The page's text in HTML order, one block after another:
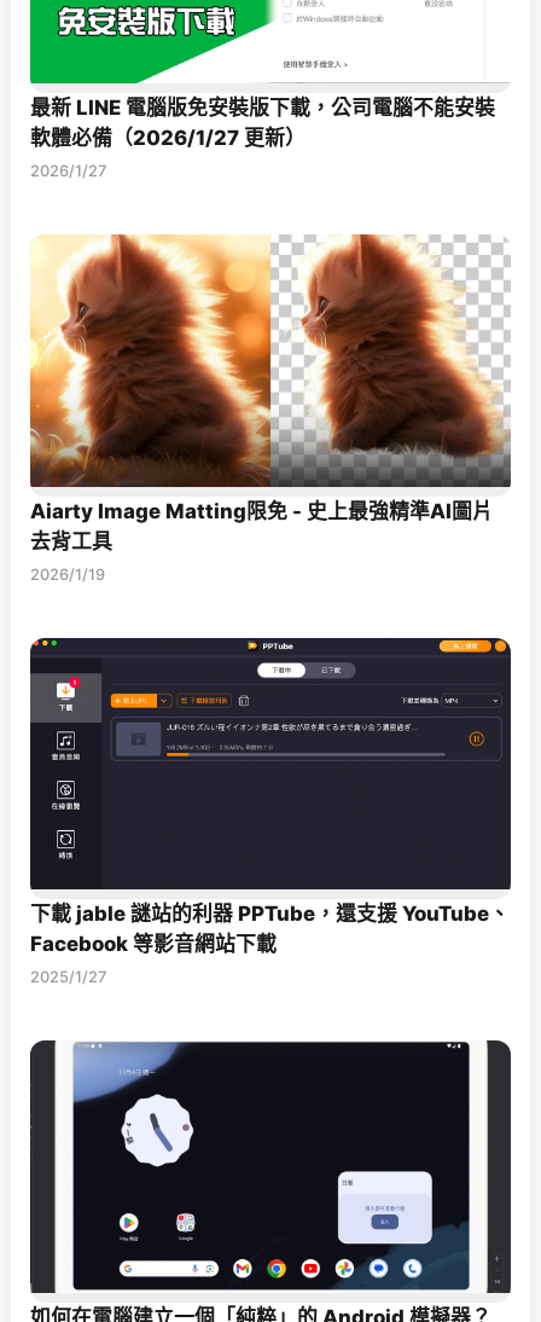
最新 LINE 電腦版免安裝版下載，公司電腦不能安裝
軟體必備（2026/1/27 更新）
2026/1/27
Aiarty Image Matting限免 - 史上最強精準AI圖片
去背工具
2026/1/19
下載 jable 謎站的利器 PPTube，還支援 YouTube、
Facebook 等影音網站下載
2025/1/27